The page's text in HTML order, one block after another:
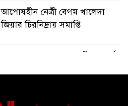
আপোষহীন নেত্রী বেগম খালেদা
জিয়ার চিরনিদ্রায় সমাপ্তি
বাংলাদেশ ও কুয়েত: সেনাপ্রধান এবং